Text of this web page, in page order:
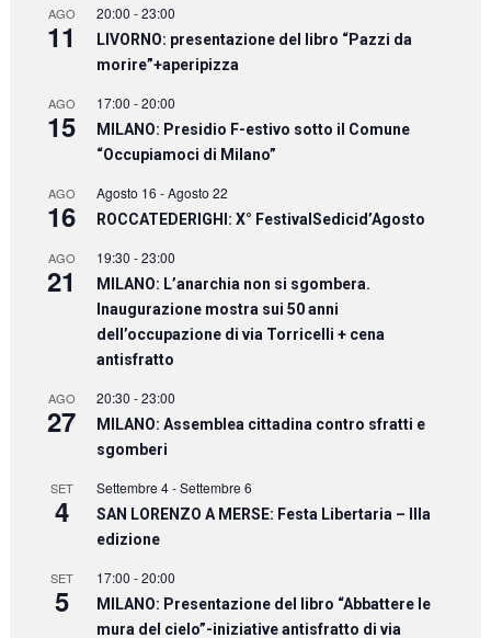
AGO
11
20:00 -23:00
LIVORNO: presentazione del libro “Pazzi da
morire”+aperipizza
AGO
15
17:00 -20:00
MILANO: Presidio F-estivo sotto il Comune
“Occupiamoci di Milano”
AGO
16
Agosto 16 -Agosto 22
ROCCATEDERIGHI: X° FestivalSedicid’Agosto
AGO
21
19:30 -23:00
MILANO: L’anarchia non si sgombera.
Inaugurazione mostra sui 50 anni
dell’occupazione di via Torricelli + cena
antisfratto
AGO
27
20:30 -23:00
MILANO: Assemblea cittadina contro sfratti e
sgomberi
SET
4
Settembre 4-Settembre 6
SAN LORENZO A MERSE: Festa Libertaria – IIIa
edizione
SET
5
17:00 -20:00
MILANO: Presentazione del libro “Abbattere le
mura del cielo”-iniziative antisfratto di via